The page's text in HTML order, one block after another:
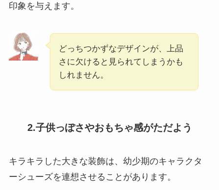
印象を与えます。
どっちつかずなデザインが、上品
さに欠けると見られてしまうかも
しれません。
2.子供っぽさやおもちゃ感がただよう
キラキラした大きな装飾は、幼少期のキャラクタ
ーシューズを連想させることがあります。